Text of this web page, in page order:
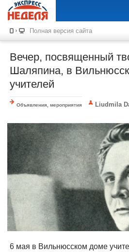
Полная версия сайта
Вечер, посвященный
Шаляпина, в
учителей
Объявления, мероприятия Liudmila
6 мая в Вильнюсском доме